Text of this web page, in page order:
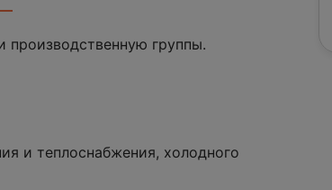
производственную группы.
и теплоснабжения, холодного